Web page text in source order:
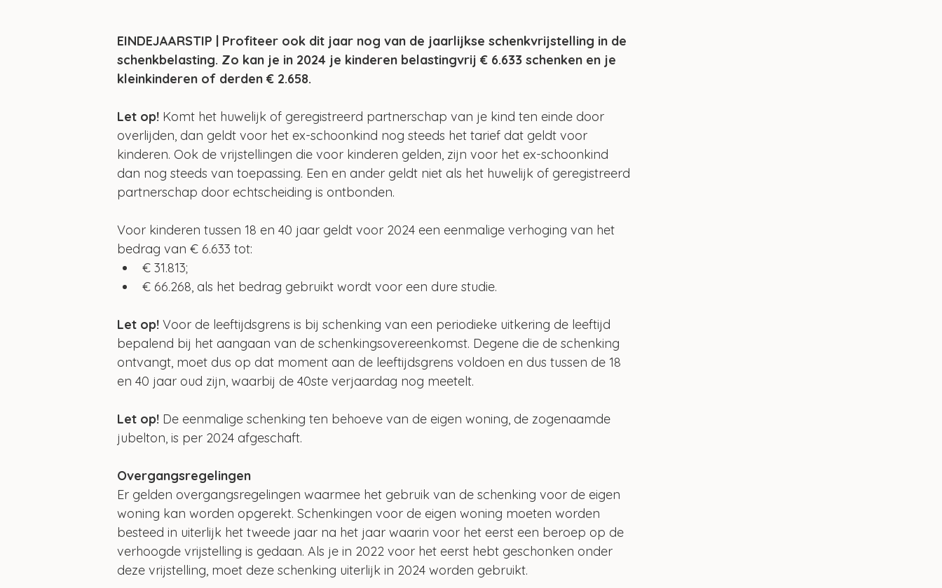
EINDEJAARSTIP | Profiteer ook dit jaar nog van de jaarlijkse schenkvrijstelling in de
schenkbelasting. Zo kan je in 2024 je kinderen belastingvrij € 6.633 schenken en je
kleinkinderen of derden € 2.658.
Let op! Komt het huwelijk of geregistreerd partnerschap van je kind ten einde door
overlijden, dan geldt voor het ex-schoonkind nog steeds het tarief dat geldt voor
kinderen. Ook de vrijstellingen die voor kinderen gelden, zijn voor het ex-schoonkind
dan nog steeds van toepassing. Een en ander geldt niet als het huwelijk of geregistreerd
partnerschap door echtscheiding is ontbonden.
Voor kinderen tussen 18 en 40 jaar geldt voor 2024 een eenmalige verhoging van het
bedrag van € 6.633 tot:
€ 31.813;
€ 66.268, als het bedrag gebruikt wordt voor een dure studie.
Let op! Voor de leeftijdsgrens is bij schenking van een periodieke uitkering de leeftijd
bepalend bij het aangaan van de schenkingsovereenkomst. Degene die de schenking
ontvangt, moet dus op dat moment aan de leeftijdsgrens voldoen en dus tussen de 18
en 40 jaar oud zijn, waarbij de 40ste verjaardag nog meetelt.
Let op! De eenmalige schenking ten behoeve van de eigen woning, de zogenaamde
jubelton, is per 2024 afgeschaft.
Overgangsregelingen
Er gelden overgangsregelingen waarmee het gebruik van de schenking voor de eigen
woning kan worden opgerekt. Schenkingen voor de eigen woning moeten worden
besteed in uiterlijk het tweede jaar na het jaar waarin voor het eerst een beroep op de
verhoogde vrijstelling is gedaan. Als je in 2022 voor het eerst hebt geschonken onder
deze vrijstelling, moet deze schenking uiterlijk in 2024 worden gebruikt.